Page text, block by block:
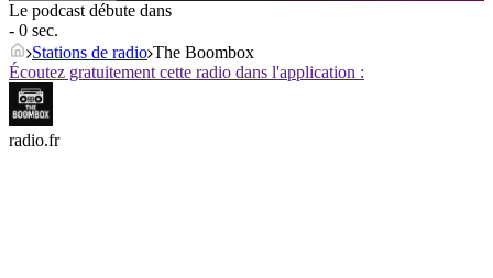
Le podcast débute dans
- 0 sec.
Stations de radio The Boombox
Écoutez gratuitement cette radio dans l'application :
radio.fr